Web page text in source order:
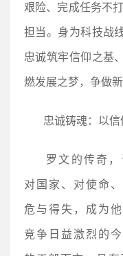
艰险、完成任务不
担当。身为科技战
忠诚‌筑牢信仰之基
燃发展之梦，争做新
忠诚铸魂：以
罗文的传奇
对国家、对使命
危与得失，成为
竞争日益激烈的